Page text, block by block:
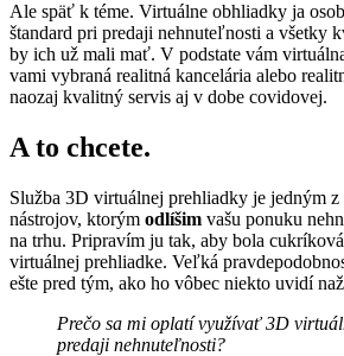
Ale späť k téme. Virtuálne obhliadky ja
štandard pri predaji nehnuteľnosti a všetky
by ich už mali mať. V podstate vám
vami vybraná realitná kancelária alebo
naozaj kvalitný servis aj v dobe covidovej.
A to chcete.
Služba 3D virtuálnej prehliadky je jedným
nástrojov, ktorým odlíšim vašu ponuku
na trhu. Pripravím ju tak, aby bola
virtuálnej prehliadke. Veľká
ešte pred tým, ako ho vôbec niekto uvidí
Prečo sa mi oplatí využívať 3D
predaji nehnuteľnosti?